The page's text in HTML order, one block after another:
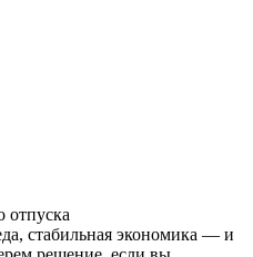
отпуска
стабильная экономика — и